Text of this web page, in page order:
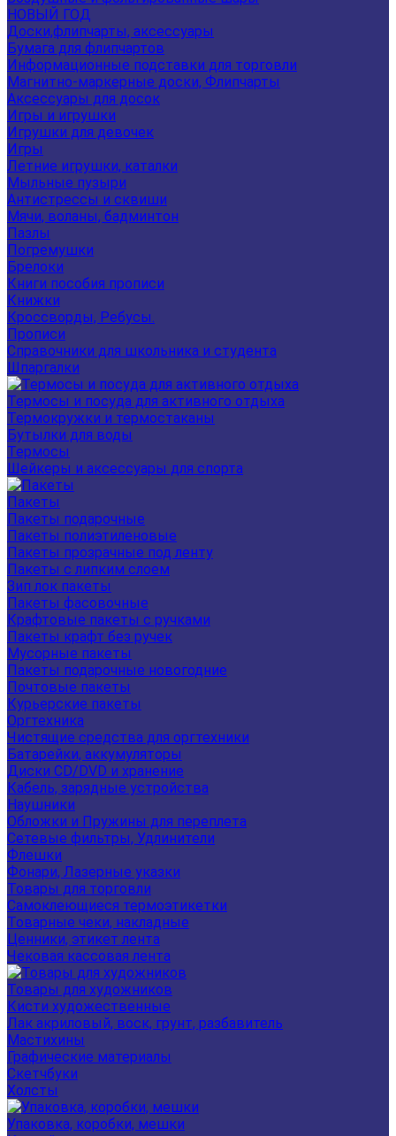
НОВЫЙ ГОД
Доски,флипчарты, аксессуары
Бумага для флипчартов
Информационные подставки для торговли
Магнитно-маркерные доски, Флипчарты
Аксессуары для досок
Игры и игрушки
Игрушки для девочек
Игры
Летние игрушки, каталки
Мыльные пузыри
Антистрессы и сквиши
Мячи, воланы, бадминтон
Пазлы
Погремушки
Брелоки
Книги пособия прописи
Книжки
Кроссворды, Ребусы.
Прописи
Справочники для школьника и студента
Шпаргалки
Термосы и посуда для активного отдыха
Термокружки и термостаканы
Бутылки для воды
Термосы
Шейкеры и аксессуары для спорта
Пакеты
Пакеты подарочные
Пакеты полиэтиленовые
Пакеты прозрачные под ленту
Пакеты с липким слоем
Зип лок пакеты
Пакеты фасовочные
Крафтовые пакеты с ручками
Пакеты крафт без ручек
Мусорные пакеты
Пакеты подарочные новогодние
Почтовые пакеты
Курьерские пакеты
Оргтехника
Чистящие средства для оргтехники
Батарейки, аккумуляторы
Диски CD/DVD и хранение
Кабель, зарядные устройства
Наушники
Обложки и Пружины для переплета
Сетевые фильтры, Удлинители
Флешки
Фонари, Лазерные указки
Товары для торговли
Самоклеющиеся термоэтикетки
Товарные чеки, накладные
Ценники, этикет лента
Чековая кассовая лента
Товары для художников
Кисти художественные
Лак акриловый, воск, грунт, разбавитель
Мастихины
Графические материалы
Скетчбуки
Холсты
Упаковка, коробки, мешки